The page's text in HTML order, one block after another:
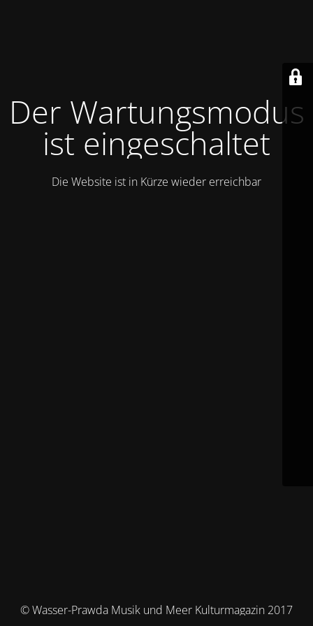
Der Wartungsmodus
ist eingeschaltet
Die Website ist in Kürze wieder erreichbar
© Wasser-Prawda Musik und Meer Kulturmagazin 2017